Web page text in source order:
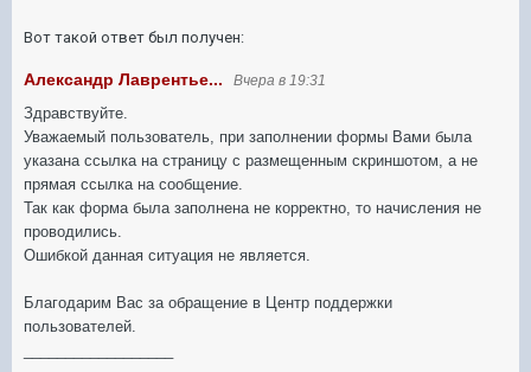
Вот такой ответ был получен:
Александр Лаврентье... Вчера в 19:31
Здравствуйте.
Уважаемый пользователь, при заполнении формы Вами была
указана ссылка на страницу с размещенным скриншотом, а не
прямая ссылка на сообщение.
Так как форма была заполнена не корректно, то начисления не
проводились.
Ошибкой данная ситуация не является.
Благодарим Вас за обращение в Центр поддержки
пользователей.